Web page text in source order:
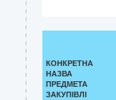
КОНКРЕТНА
НАЗВА
ПРЕДМЕТА
ЗАКУПІВЛІ